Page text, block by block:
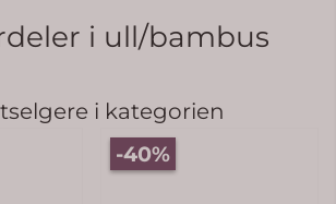
i ull/bambus
i kategorien
-40%